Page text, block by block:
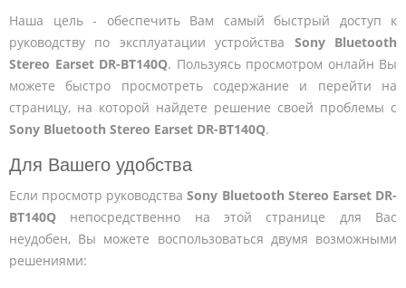
Наша цель - обеспечить Вам самый быстрый доступ к
руководству по эксплуатации устройства Sony Bluetooth
Stereo Earset DR-BT140Q. Пользуясь просмотром онлайн Вы
можете быстро просмотреть содержание и перейти на
страницу, на которой найдете решение своей проблемы с
Sony Bluetooth Stereo Earset DR-BT140Q.
Для Вашего удобства
Если просмотр руководстваSony Bluetooth Stereo Earset DR-
BT140Q непосредственно на этой странице для Вас
неудобен, Вы можете воспользоваться двумя возможными
решениями: